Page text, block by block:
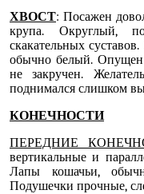
ХВОСТ: Посажен
крупа. Округлый,
скакательных
обычно белый. Опущен
не закручен.
поднимался слишком
КОНЕЧНОСТИ
ПЕРЕДНИЕ
вертикальные и
Лапы кошачьи,
Подушечки прочные,